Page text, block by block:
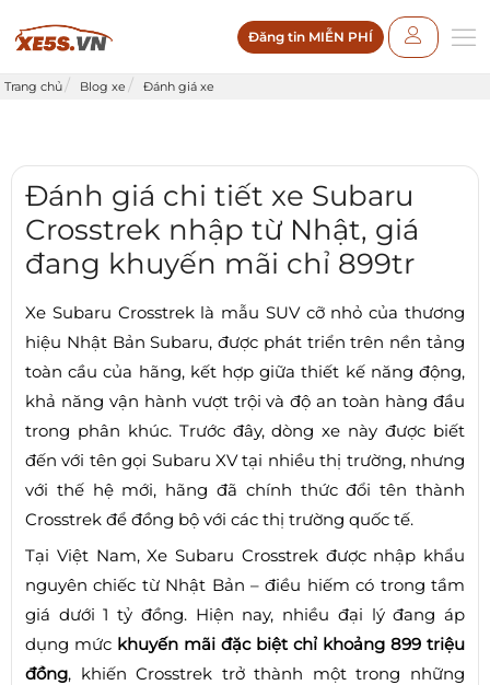
Đăng tin MIỄN PHÍ
Trang chủ Blog xe Đánh giá xe
Đánh giá chi tiết xe Subaru
Crosstrek nhập từ Nhật, giá
đang khuyến mãi chỉ 899tr
Xe Subaru Crosstrek là mẫu SUV cỡ nhỏ của thương
hiệu Nhật Bản Subaru, được phát triển trên nền tảng
toàn cầu của hãng, kết hợp giữa thiết kế năng động,
khả năng vận hành vượt trội và độ an toàn hàng đầu
trong phân khúc. Trước đây, dòng xe này được biết
đến với tên gọi Subaru XV tại nhiều thị trường, nhưng
với thế hệ mới, hãng đã chính thức đổi tên thành
Crosstrek để đồng bộ với các thị trường quốc tế.
Tại Việt Nam, Xe Subaru Crosstrek được nhập khẩu
nguyên chiếc từ Nhật Bản – điều hiếm có trong tầm
giá dưới 1 tỷ đồng. Hiện nay, nhiều đại lý đang áp
dụng mức khuyến mãi đặc biệt chỉ khoảng 899 triệu
đồng, khiến Crosstrek trở thành một trong những